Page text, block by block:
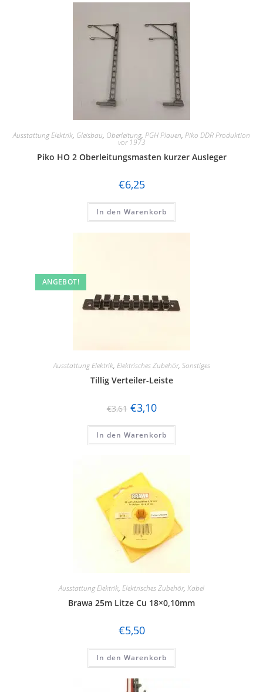
Ausstattung Elektrik, Gleisbau, Oberleitung, PGH Plauen, Piko DDR Produktion
vor 1973
Piko HO 2 Oberleitungsmasten kurzer Ausleger
€6,25
In den Warenkorb
ANGEBOT!
Ausstattung Elektrik, Elektrisches Zubehör, Sonstiges
Tillig Verteiler-Leiste
€3,61 €3,10
In den Warenkorb
Ausstattung Elektrik, Elektrisches Zubehör, Kabel
Brawa 25m Litze Cu 18×0,10mm
€5,50
In den Warenkorb